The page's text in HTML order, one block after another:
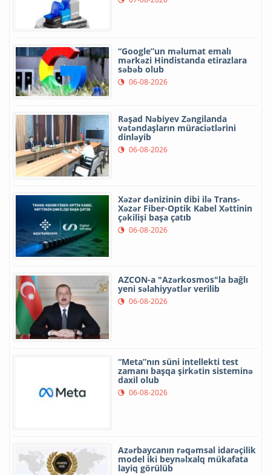
“Google”un məlumat emalı
mərkəzi Hindistanda etirazlara
səbəb olub
06-08-2026
Rəşad Nəbiyev Zəngilanda
vətəndaşların müraciətlərini
dinləyib
06-08-2026
Xəzər dənizinin dibi ilə Trans-
Xəzər Fiber-Optik Kabel Xəttinin
çəkilişi başa çatıb
06-08-2026
AZCON-a "Azərkosmos"la bağlı
yeni səlahiyyətlər verilib
06-08-2026
“Meta”nın süni intellekti test
zamanı başqa şirkətin sisteminə
daxil olub
06-08-2026
Azərbaycanın rəqəmsal idarəçilik
model iki beynəlxalq mükafata
layiq görülüb